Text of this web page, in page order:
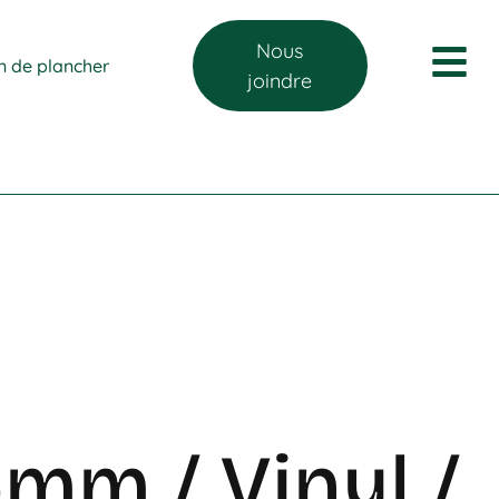
de plancher
Nous
joindre